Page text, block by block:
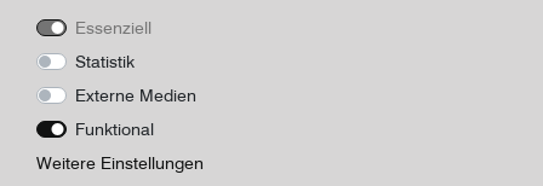
Herausgeber/Autor
18,00 EUR
Inhalt1Stück
Essenziell
Statistik
Externe Medien
Funktional
Weitere Einstellungen